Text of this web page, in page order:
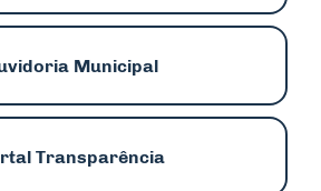
Municipal
Transparência